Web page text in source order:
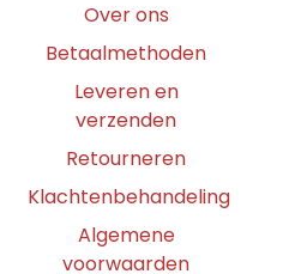
Over ons
Betaalmethoden
Leveren en
verzenden
Retourneren
Klachtenbehandeling
Algemene
voorwaarden